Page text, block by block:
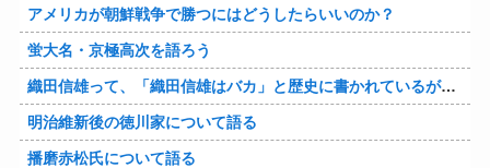
アメリカが朝鮮戦争で勝つにはどうしたらいいのか？
蛍大名・京極高次を語ろう
織田信雄って、「織田信雄はバカ」と歴史に書かれているが今まで家が残っているんでバカではないよな？
明治維新後の徳川家について語る
播磨赤松氏について語る